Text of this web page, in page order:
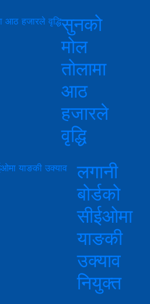
सुनको
मोल
तोलामा
आठ
हजारले
वृद्धि
लगानी
बोर्डको
सीईओमा
याङकी
उक्याव
नियुक्त